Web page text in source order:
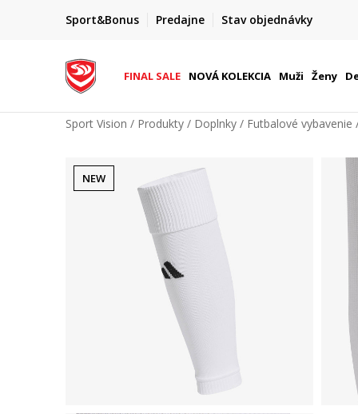
Sport&Bonus Predajne Stav objednávky
FINAL SALE AŽ -60 %
+ extra zľava 10 % len do 9. 8.
FINAL SALE NOVÁ KOLEKCIA Muži Ženy
Sport Vision Produkty Doplnky Futbalové vybavenie
NEW